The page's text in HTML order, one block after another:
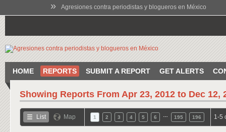
» Agresiones contra periodistas y blogueros en México
HOME REPORTS SUBMIT A REPORT GET ALERTS
Showing Reports From Apr 23, 2012 to Dec 12,
List Map 1 2 3 4 5 6 195 196 1-5